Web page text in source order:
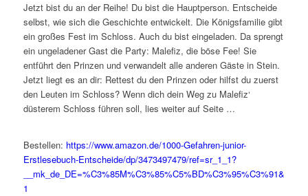
Jetzt bist du an der Reihe! Du bist die Hauptperson. Entscheide
selbst, wie sich die Geschichte entwickelt. Die Königsfamilie gibt
ein großes Fest im Schloss. Auch du bist eingeladen. Da sprengt
ein ungeladener Gast die Party: Malefiz, die böse Fee! Sie
entführt den Prinzen und verwandelt alle anderen Gäste in Stein.
Jetzt liegt es an dir: Rettest du den Prinzen oder hilfst du zuerst
den Leuten im Schloss? Wenn dich dein Weg zu Malefiz‘
düsterem Schloss führen soll, lies weiter auf Seite …
Bestellen: https://www.amazon.de/1000-Gefahren-junior-
Erstlesebuch-Entscheide/dp/3473497479/ref=sr_1_1?
1